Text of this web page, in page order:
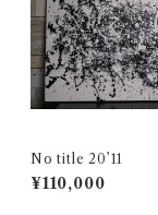
No title 20’11
¥110,000